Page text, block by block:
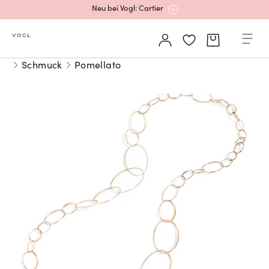
Neu bei Vogl: Cartier
Mehr erfahren: Ikonische Uhren von Cartier
Rolex Certified Pre-Owned entdecken
Neu bei Vogl: Uhren von Grand Seiko
Neu bei Vogl: Cartier
Schmuck Pomellato